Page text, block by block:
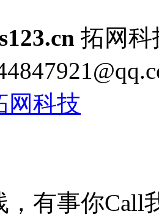
拓网
网科技
，有事你Call